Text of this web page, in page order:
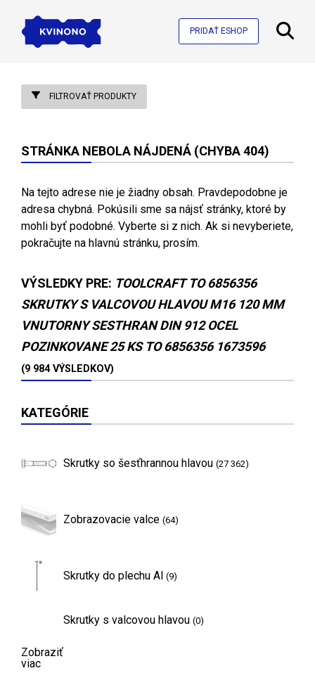
PRIDAŤ ESHOP
FILTROVAŤ PRODUKTY
STRÁNKA NEBOLA NÁJDENÁ (CHYBA 404)
Na tejto adrese nie je žiadny obsah. Pravdepodobne je
adresa chybná. Pokúsili sme sa nájsť stránky, ktoré by
mohli byť podobné. Vyberte si z nich. Ak si nevyberiete,
pokračujte na hlavnú stránku, prosím.
VÝSLEDKY PRE: TOOLCRAFT TO 6856356
SKRUTKY S VALCOVOU HLAVOU M16 120 MM
VNUTORNY SESTHRAN DIN 912 OCEL
POZINKOVANE 25 KS TO 6856356 1673596
(9 984 VÝSLEDKOV)
KATEGÓRIE
Skrutky so šesťhrannou hlavou (27 362)
Zobrazovacie valce (64)
Skrutky do plechu Al (9)
Skrutky s valcovou hlavou (0)
Zobraziť
viac